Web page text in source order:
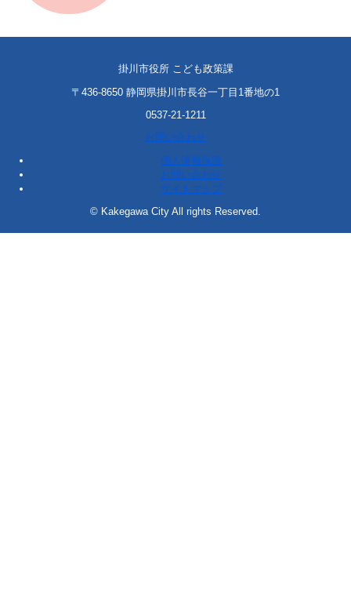
掛川市役所 こども政策課
〒436-8650 静岡県掛川市長谷一丁目1番地の1
0537-21-1211
お問い合わせ
個人情報保護
お問い合わせ
サイトマップ
© Kakegawa City All rights Reserved.